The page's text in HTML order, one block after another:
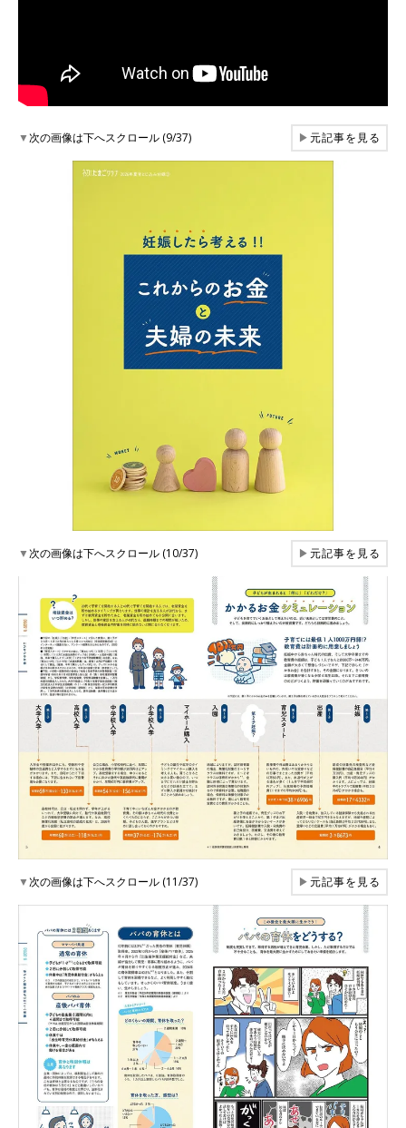
▼次の画像は下へスクロール (9/37) ▶元記事を見る
▼次の画像は下へスクロール (10/37) ▶元記事を見る
▼次の画像は下へスクロール (11/37) ▶元記事を見る